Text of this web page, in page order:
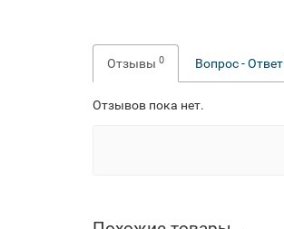
Отзывы 0 Вопрос - Ответ
Отзывов пока нет.